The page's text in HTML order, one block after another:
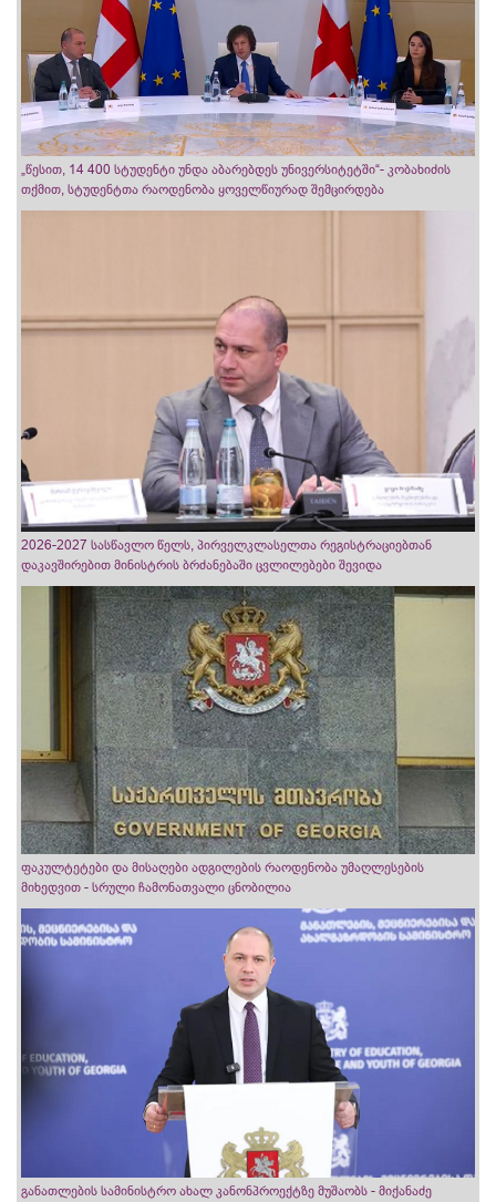
„წესით, 14 400 სტუდენტი უნდა აბარებდეს უნივერსიტეტში“- კობახიძის
თქმით, სტუდენტთა რაოდენობა ყოველწიურად შემცირდება
2026-2027 სასწავლო წელს, პირველკლასელთა რეგისტრაციებთან
დაკავშირებით მინისტრის ბრძანებაში ცვლილებები შევიდა
ფაკულტეტები და მისაღები ადგილების რაოდენობა უმაღლესების
მიხედვით - სრული ჩამონათვალი ცნობილია
განათლების სამინისტრო ახალ კანონპროექტზე მუშაობს - მიქანაძე